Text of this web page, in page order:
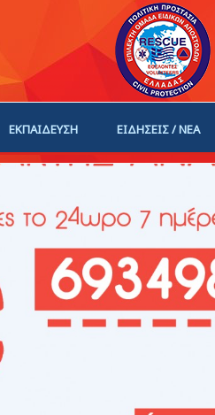
ΕΚΠΑΙΔΕΥΣΗ ΕΙΔΗΣΕΙΣ / ΝΕΑ